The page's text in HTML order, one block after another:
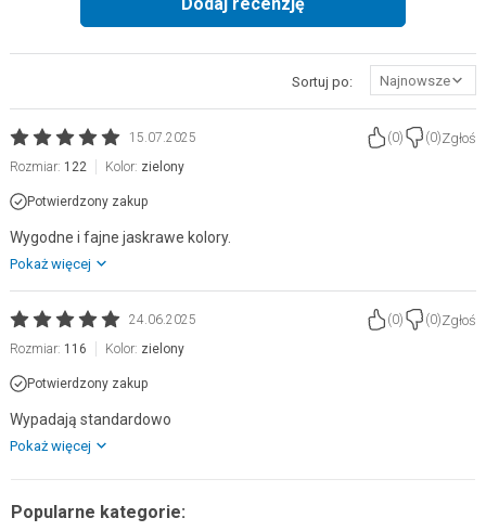
Sortuj po: Najnowsze
15.07.2025 (0) (0)Zgłoś
Rozmiar: 122 Kolor: zielony
Potwierdzony zakup
Wygodne i fajne jaskrawe kolory.
Pokaż więcej
24.06.2025 (0) (0)Zgłoś
Rozmiar: 116 Kolor: zielony
Potwierdzony zakup
Wypadają standardowo
Pokaż więcej
Popularne kategorie: